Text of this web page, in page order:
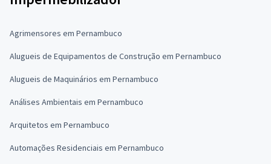
Agrimensores em Pernambuco
Alugueis de Equipamentos de Construção em Pernambuco
Alugueis de Maquinários em Pernambuco
Análises Ambientais em Pernambuco
Arquitetos em Pernambuco
Automações Residenciais em Pernambuco